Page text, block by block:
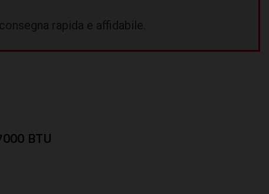
rapida e affidabile.
BTU